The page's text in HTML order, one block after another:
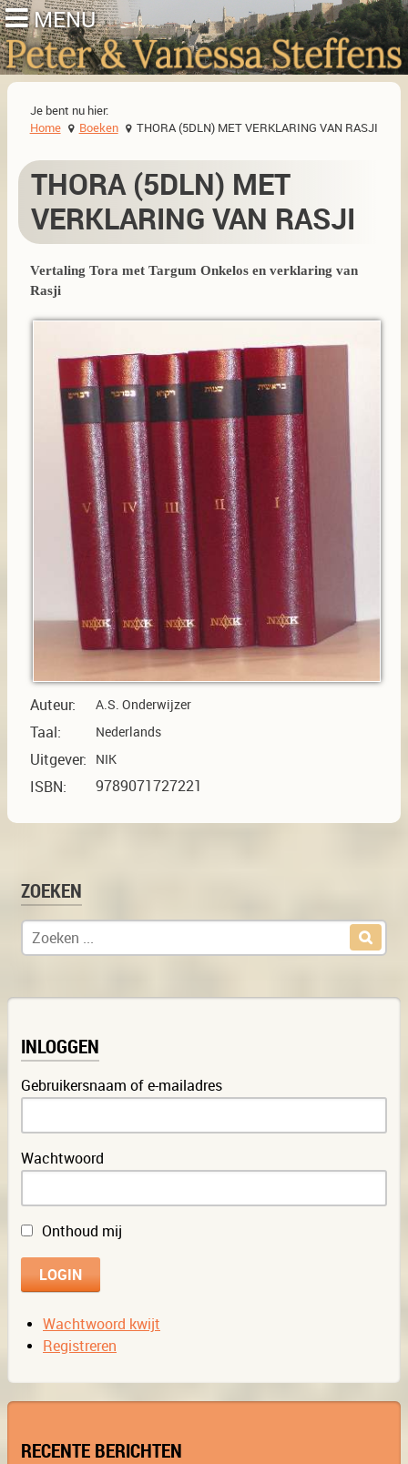
Je bent nu hier:
Home
Boeken THORA (5DLN) MET VERKLARING VAN RASJI
THORA (5DLN) MET
VERKLARING VAN RASJI
Vertaling Tora met Targum Onkelos en verklaring van
Rasji
Auteur: A.S. Onderwijzer
Taal: Nederlands
Uitgever: NIK
ISBN: 9789071727221
ZOEKEN
Zoek naar:
INLOGGEN
Gebruikersnaam of e-mailadres
Wachtwoord
Onthoud mij
Wachtwoord kwijt
Registreren
RECENTE BERICHTEN